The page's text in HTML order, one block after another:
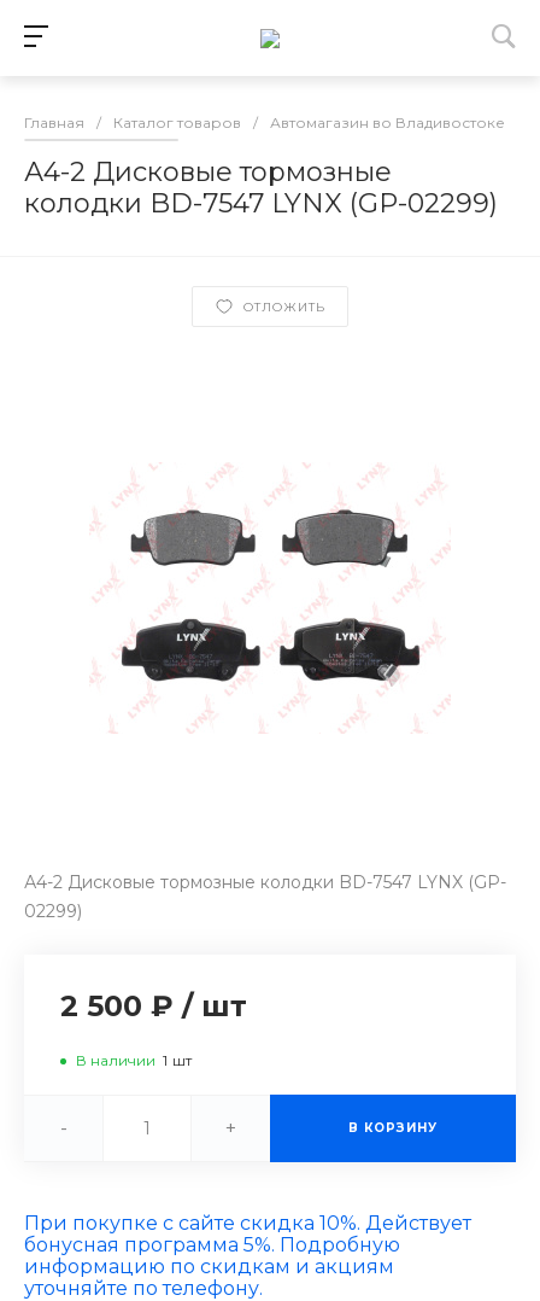
Главная / Каталог товаров / Автомагазин во Владивостоке
А4-2 Дисковые тормозные
колодки BD-7547 LYNX (GP-02299)
ОТЛОЖИТЬ
А4-2 Дисковые тормозные колодки BD-7547 LYNX (GP-
02299)
2 500 ₽ / шт
В наличии 1 шт
- + В КОРЗИНУ
При покупке с сайте скидка 10%. Действует
бонусная программа 5%. Подробную
информацию по скидкам и акциям
уточняйте по телефону.